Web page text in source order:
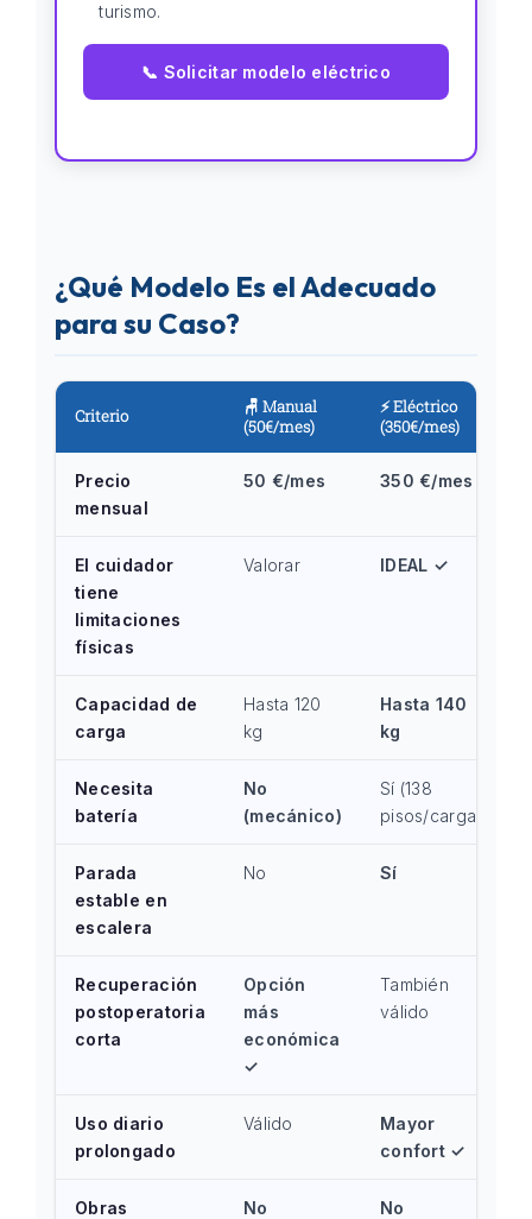
turismo.
📞 Solicitar modelo eléctrico
¿Qué Modelo Es el Adecuado
para su Caso?
Criterio
🪑 Manual
(50€/mes)
⚡ Eléctrico
(350€/mes)
Precio
mensual
50 €/mes 350 €/mes
El cuidador
tiene
limitaciones
físicas
Valorar IDEAL ✓
Capacidad de
carga
Hasta 120
kg
Hasta 140
kg
Necesita
batería
No
(mecánico)
Sí (138
pisos/carga)
Parada
estable en
escalera
No Sí
Recuperación
postoperatoria
corta
Opción
más
económica
✓
También
válido
Uso diario
prolongado
Válido
Mayor
confort ✓
Obras
No No